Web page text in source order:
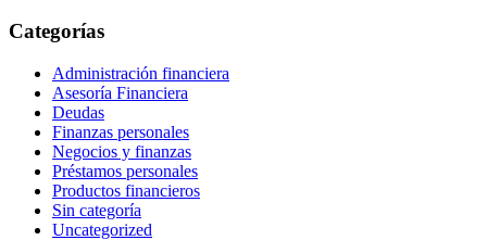
Categorías
Administración financiera
Asesoría Financiera
Deudas
Finanzas personales
Negocios y finanzas
Préstamos personales
Productos financieros
Sin categoría
Uncategorized